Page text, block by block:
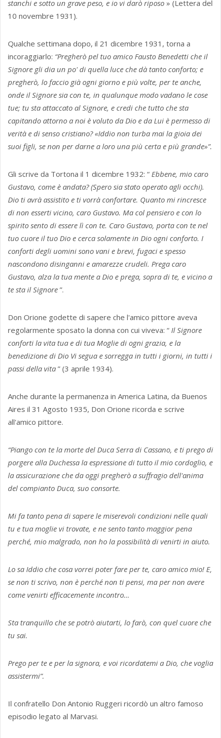
stanchi e sotto un grave peso, e io vi darò riposo » (Lettera del
10 novembre 1931).
Qualche settimana dopo, il 21 dicembre 1931, torna a
incoraggiarlo: “Pregherò pel tuo amico Fausto Benedetti che il
Signore gli dia un po' di quella luce che dà tanto conforto; e
pregherò, lo faccio già ogni giorno e più volte, per te anche,
onde il Signore sia con te, in qualunque modo vadano le cose
tue; tu sta attaccato al Signore, e credi che tutto che sta
capitando attorno a noi è voluto da Dio e da Lui è permesso di
verità e di senso cristiano? «Iddio non turba mai la gioia dei
suoi figli, se non per darne a loro una più certa e più grande»”.
Gli scrive da Tortona il 1 dicembre 1932: “ Ebbene, mio caro
Gustavo, come è andata? (Spero sia stato operato agli occhi).
Dio ti avrà assistito e ti vorrà confortare. Quanto mi rincresce
di non esserti vicino, caro Gustavo. Ma col pensiero e con lo
spirito sento di essere lì con te. Caro Gustavo, porta con te nel
tuo cuore il tuo Dio e cerca solamente in Dio ogni conforto. I
conforti degli uomini sono vani e brevi, fugaci e spesso
nascondono disinganni e amarezze crudeli. Prega caro
Gustavo, alza la tua mente a Dio e prega, sopra di te, e vicino a
te sta il Signore ”.
Don Orione godette di sapere che l'amico pittore aveva
regolarmente sposato la donna con cui viveva: “ Il Signore
conforti la vita tua e di tua Moglie di ogni grazia, e la
benedizione di Dio Vi segua e sorregga in tutti i giorni, in tutti i
passi della vita ” (3 aprile 1934).
Anche durante la permanenza in America Latina, da Buenos
Aires il 31 Agosto 1935, Don Orione ricorda e scrive
all'amico pittore.
“Piango con te la morte del Duca Serra di Cassano, e ti prego di
porgere alla Duchessa la espressione di tutto il mio cordoglio, e
la assicurazione che da oggi pregherò a suffragio dell'anima
del compianto Duca, suo consorte.
Mi fa tanto pena di sapere le miserevoli condizioni nelle quali
tu e tua moglie vi trovate, e ne sento tanto maggior pena
perché, mio malgrado, non ho la possibilità di venirti in aiuto.
Lo sa Iddio che cosa vorrei poter fare per te, caro amico mio! E,
se non ti scrivo, non è perché non ti pensi, ma per non avere
come venirti efficacemente incontro…
Sta tranquillo che se potrò aiutarti, lo farò, con quel cuore che
tu sai.
Prego per te e per la signora, e voi ricordatemi a Dio, che voglia
assistermi”.
Il confratello Don Antonio Ruggeri ricordò un altro famoso
episodio legato al Marvasi.